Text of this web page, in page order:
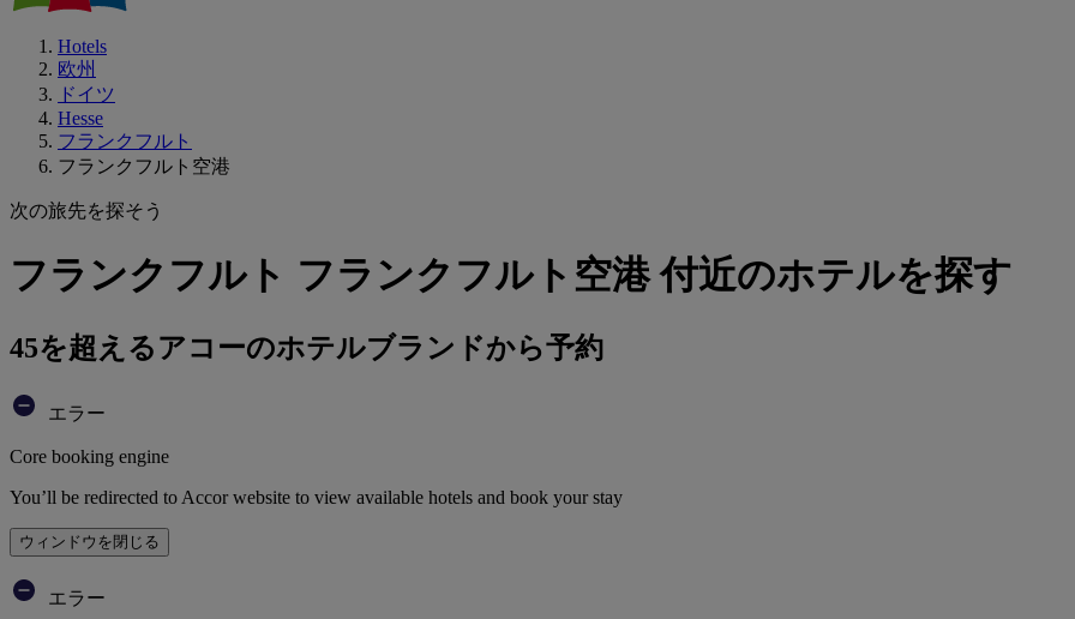
Hotels
欧州
ドイツ
Hesse
フランクフルト
フランクフルト空港
次の旅先を探そう
フランクフルト フランクフルト空港 付近のホテルを探す
45を超えるアコーのホテルブランドから予約
エラー
Core booking engine
You’ll be redirected to Accor website to view available hotels and book your stay
ウィンドウを閉じる
エラー